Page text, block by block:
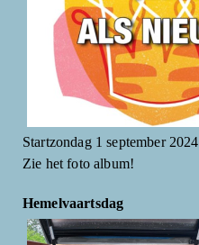
Startzondag 1 september 2024
Zie het foto album!
Hemelvaartsdag